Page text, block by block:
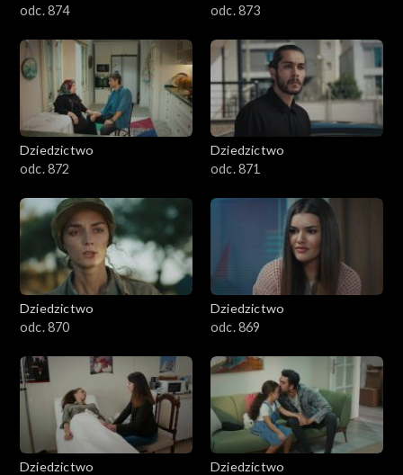
odc. 874
odc. 873
Dziedzictwo
odc. 872
Dziedzictwo
odc. 871
Dziedzictwo
odc. 870
Dziedzictwo
odc. 869
Dziedzictwo
Dziedzictwo